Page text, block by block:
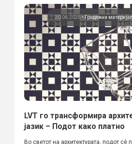
20.06.2025 • Градежни
LVT го трансформира
јазик – Подот како платно
Во светот на архитектурата, подот сѐ